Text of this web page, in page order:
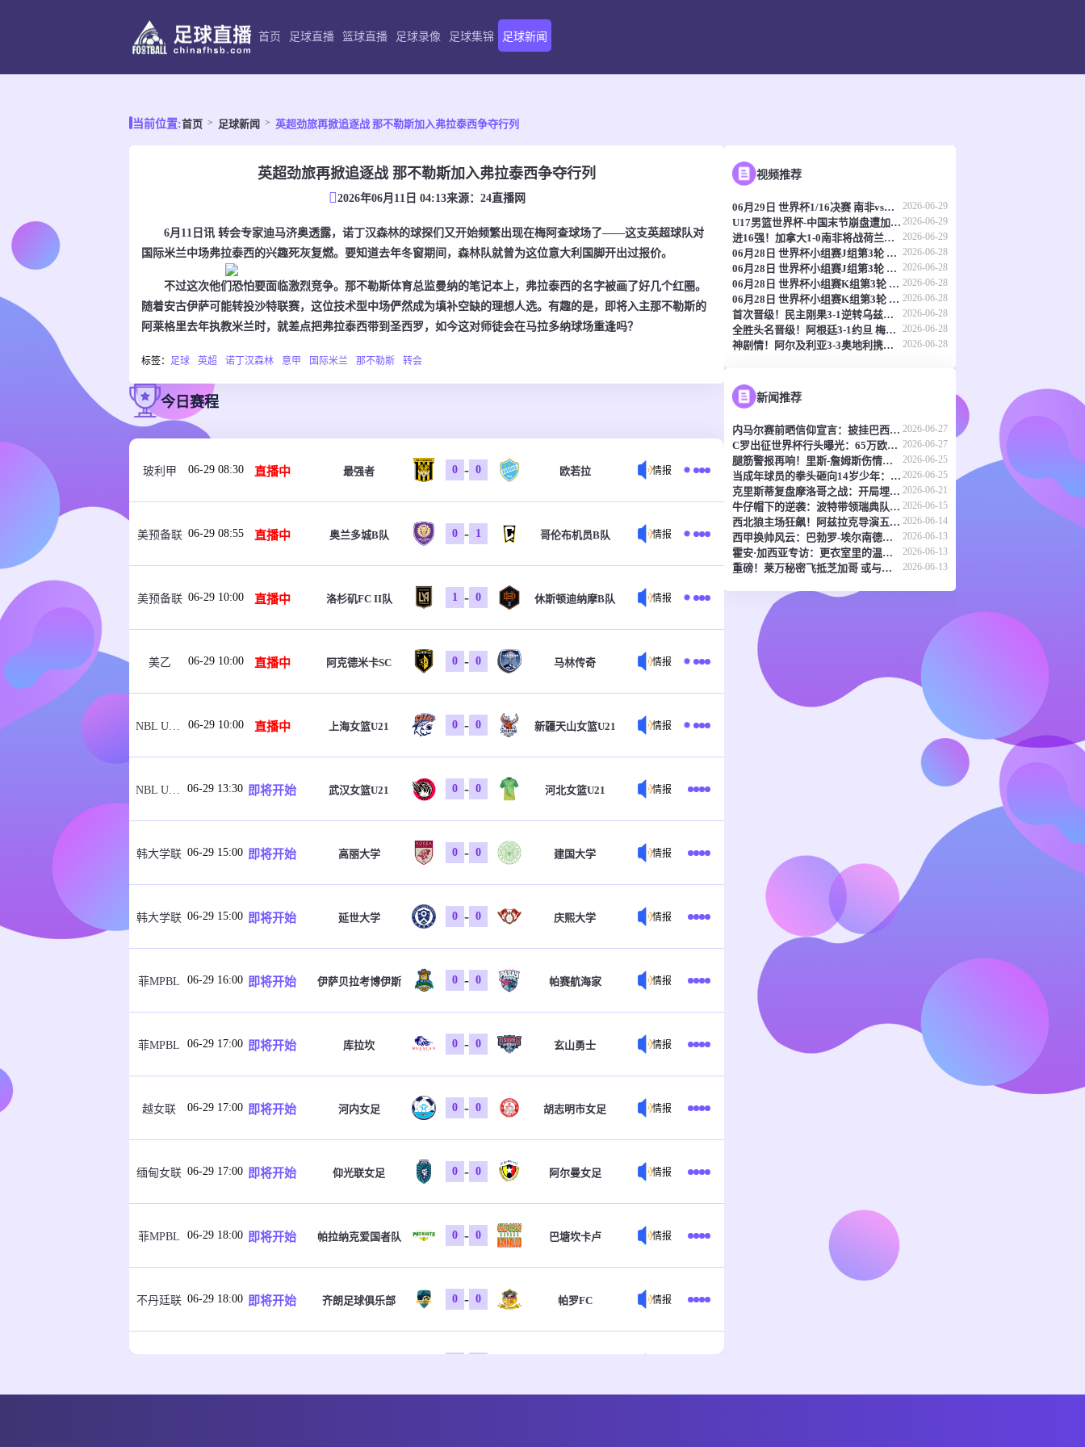
首页 足球直播 篮球直播 足球录像 足球集锦 足球新闻
当前位置:首页 足球新闻 英超劲旅再掀追逐战 那不勒斯加入弗拉泰西争夺行列
英超劲旅再掀追逐战 那不勒斯加入弗拉泰西争夺行列
2026年06月11日 04:13来源： 24直播网
6月11日讯 转会专家迪马济奥透露，诺丁汉森林的球探们又开始频繁出现在梅阿查球场了——这支英超球队对
国际米兰中场弗拉泰西的兴趣死灰复燃。要知道去年冬窗期间，森林队就曾为这位意大利国脚开出过报价。
不过这次他们恐怕要面临激烈竞争。那不勒斯体育总监曼纳的笔记本上，弗拉泰西的名字被画了好几个红圈。
随着安古伊萨可能转投沙特联赛，这位技术型中场俨然成为填补空缺的理想人选。有趣的是，即将入主那不勒斯的
阿莱格里去年执教米兰时，就差点把弗拉泰西带到圣西罗，如今这对师徒会在马拉多纳球场重逢吗？
标签： 足球 英超 诺丁汉森林 意甲 国际米兰 那不勒斯 转会
今日赛程
玻利甲 06-29 08:30 直播中 最强者 0 - 0 欧若拉 情报
美预备联 06-29 08:55 直播中 奥兰多城B队 0 - 1 哥伦布机员B队 情报
美预备联 06-29 10:00 直播中 洛杉矶FC II队 1 - 0 休斯顿迪纳摩B队 情报
美乙 06-29 10:00 直播中 阿克德米卡SC 0 - 0 马林传奇 情报
NBL U21女子 06-29 10:00 直播中 上海女篮U21 0 - 0 新疆天山女篮U21 情报
NBL U21女子 06-29 13:30 即将开始 武汉女篮U21 0 - 0 河北女篮U21 情报
韩大学联 06-29 15:00 即将开始 高丽大学 0 - 0 建国大学 情报
韩大学联 06-29 15:00 即将开始 延世大学 0 - 0 庆熙大学 情报
菲MPBL 06-29 16:00 即将开始 伊萨贝拉考博伊斯 0 - 0 帕赛航海家 情报
菲MPBL 06-29 17:00 即将开始 库拉坎 0 - 0 玄山勇士 情报
越女联 06-29 17:00 即将开始 河内女足 0 - 0 胡志明市女足 情报
缅甸女联 06-29 17:00 即将开始 仰光联女足 0 - 0 阿尔曼女足 情报
菲MPBL 06-29 18:00 即将开始 帕拉纳克爱国者队 0 - 0 巴塘坎卡卢 情报
不丹廷联 06-29 18:00 即将开始 齐朗足球俱乐部 0 - 0 帕罗FC 情报
视频推荐
06月29日 世界杯1/16决赛 南非vs加拿大 全场录像 2026-06-29
U17男篮世界杯-中国末节崩盘遭加拿大逆转 狂丢40个后场篮板 2026-06-29
进16强！加拿大1-0南非将战荷兰摩洛哥胜者 欧斯塔基奥92分钟绝杀 2026-06-29
06月28日 世界杯小组赛J组第3轮 阿尔及利亚vs奥地利 全场录像 2026-06-28
06月28日 世界杯小组赛J组第3轮 约旦vs阿根廷 全场录像 2026-06-28
06月28日 世界杯小组赛K组第3轮 民主刚果vs乌兹别克斯坦 全场录像 2026-06-28
06月28日 世界杯小组赛K组第3轮 哥伦比亚vs葡萄牙 全场录像 2026-06-28
首次晋级！民主刚果3-1逆转乌兹别克斯坦淘汰赛对英格兰 维萨双响 2026-06-28
全胜头名晋级！阿根廷3-1约旦 梅西任意球破门打进世界杯第19球 2026-06-28
神剧情！阿尔及利亚3-3奥地利携手出线 卡拉季奇绝平送伊朗出局 2026-06-28
新闻推荐
内马尔赛前晒信仰宣言：披挂巴西战袍 静待上帝指引胜利 2026-06-27
C罗出征世界杯行头曝光：65万欧元名表吸睛 全身装备够买套房 2026-06-27
腿筋警报再响！里斯-詹姆斯伤情反复 三狮军团后防告急 2026-06-25
当成年球员的拳头砸向14岁少年：中国足球的耻辱时刻 2026-06-25
克里斯蒂复盘摩洛哥之战：开局埋坑但未崩盘 剑指巴西信心十足 2026-06-21
牛仔帽下的逆袭：波特带领瑞典队打响世界杯复仇战 2026-06-15
西北狼主场狂飙！阿兹拉克导演五球盛宴 佛山南狮吞下惨败苦果 2026-06-14
西甲换帅风云：巴勃罗-埃尔南德斯或掌舵马略卡，德米凯利斯转战德甲 2026-06-13
霍安·加西亚专访：更衣室里的温度比天气更炽热 2026-06-13
重磅！莱万秘密飞抵芝加哥 或与火焰队签2-3年长约 2026-06-13